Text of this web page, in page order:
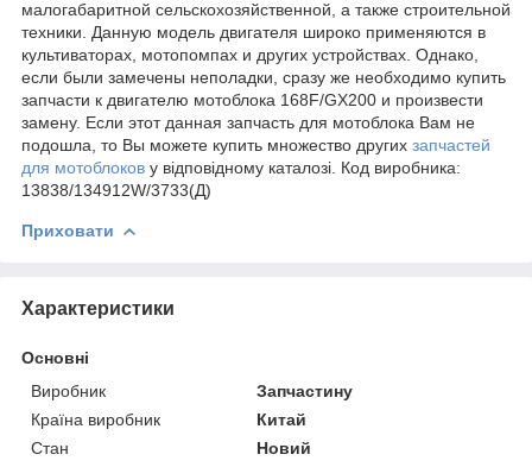
малогабаритной сельскохозяйственной, а также строительной
техники. Данную модель двигателя широко применяются в
культиваторах, мотопомпах и других устройствах. Однако,
если были замечены неполадки, сразу же необходимо купить
запчасти к двигателю мотоблока 168F/GX200 и произвести
замену. Если этот данная запчасть для мотоблока Вам не
подошла, то Вы можете купить множество других запчастей
для мотоблоков у відповідному каталозі. Код виробника:
13838/134912W/3733(Д)
Приховати
Характеристики
Основні
Виробник
Запчастину
Країна виробник
Китай
Стан
Новий